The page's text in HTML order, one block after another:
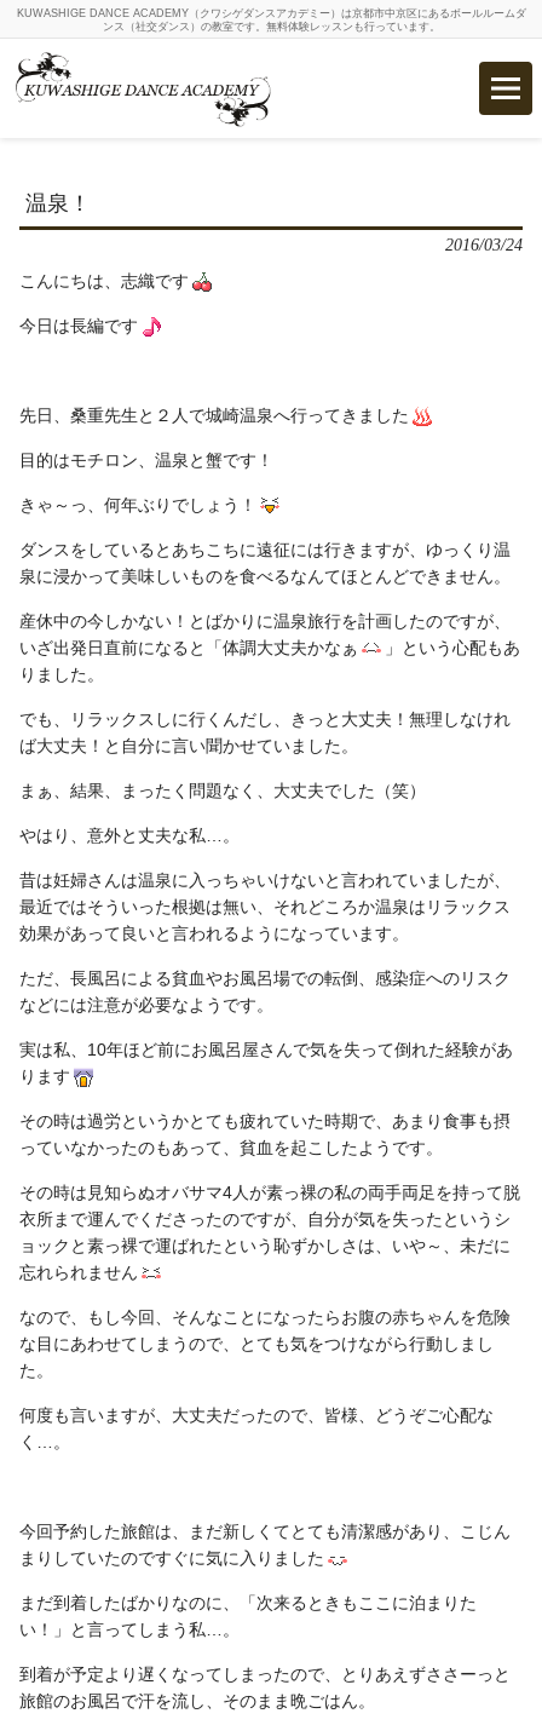
KUWASHIGE DANCE ACADEMY（クワシゲダンスアカデミー）は京都市中京区にあるボールルームダ
ンス（社交ダンス）の教室です。無料体験レッスンも行っています。
温泉！
2016/03/24
こんにちは、志織です
今日は長編です
先日、桑重先生と２人で城崎温泉へ行ってきました
目的はモチロン、温泉と蟹です！
きゃ～っ、何年ぶりでしょう！
ダンスをしているとあちこちに遠征には行きますが、ゆっくり温
泉に浸かって美味しいものを食べるなんてほとんどできません。
産休中の今しかない！とばかりに温泉旅行を計画したのですが、
いざ出発日直前になると「体調大丈夫かなぁ
」という心配もあ
りました。
でも、リラックスしに行くんだし、きっと大丈夫！無理しなけれ
ば大丈夫！と自分に言い聞かせていました。
まぁ、結果、まったく問題なく、大丈夫でした（笑）
やはり、意外と丈夫な私…。
昔は妊婦さんは温泉に入っちゃいけないと言われていましたが、
最近ではそういった根拠は無い、それどころか温泉はリラックス
効果があって良いと言われるようになっています。
ただ、長風呂による貧血やお風呂場での転倒、感染症へのリスク
などには注意が必要なようです。
実は私、10年ほど前にお風呂屋さんで気を失って倒れた経験があ
ります
その時は過労というかとても疲れていた時期で、あまり食事も摂
っていなかったのもあって、貧血を起こしたようです。
その時は見知らぬオバサマ4人が素っ裸の私の両手両足を持って脱
衣所まで運んでくださったのですが、自分が気を失ったというシ
ョックと素っ裸で運ばれたという恥ずかしさは、いや～、未だに
忘れられません
なので、もし今回、そんなことになったらお腹の赤ちゃんを危険
な目にあわせてしまうので、とても気をつけながら行動しまし
た。
何度も言いますが、大丈夫だったので、皆様、どうぞご心配な
く…。
今回予約した旅館は、まだ新しくてとても清潔感があり、こじん
まりしていたのですぐに気に入りました
まだ到着したばかりなのに、「次来るときもここに泊まりた
い！」と言ってしまう私…。
到着が予定より遅くなってしまったので、とりあえずささーっと
旅館のお風呂で汗を流し、そのまま晩ごはん。